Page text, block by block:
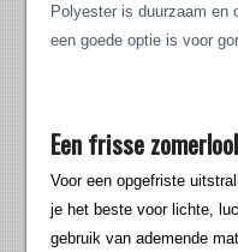
Polyester is duurzaam en
een goede optie is voor
Een frisse
Voor een opgefriste
je het beste voor lichte,
gebruik van ademende